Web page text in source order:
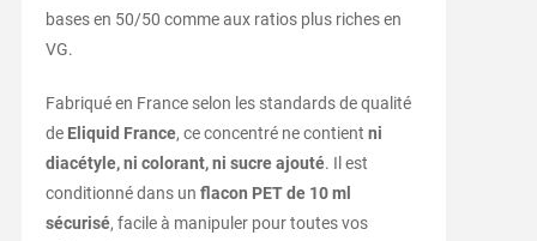
bases en 50/50 comme aux ratios plus riches en
VG.
Fabriqué en France selon les standards de qualité
de Eliquid France, ce concentré ne contient ni
diacétyle, ni colorant, ni sucre ajouté. Il est
conditionné dans un flacon PET de 10 ml
sécurisé, facile à manipuler pour toutes vos